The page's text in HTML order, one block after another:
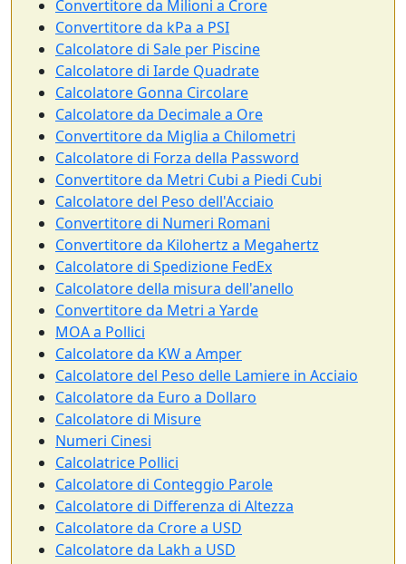
Convertitore da Milioni a Crore
Convertitore da kPa a PSI
Calcolatore di Sale per Piscine
Calcolatore di Iarde Quadrate
Calcolatore Gonna Circolare
Calcolatore da Decimale a Ore
Convertitore da Miglia a Chilometri
Calcolatore di Forza della Password
Convertitore da Metri Cubi a Piedi Cubi
Calcolatore del Peso dell'Acciaio
Convertitore di Numeri Romani
Convertitore da Kilohertz a Megahertz
Calcolatore di Spedizione FedEx
Calcolatore della misura dell'anello
Convertitore da Metri a Yarde
MOA a Pollici
Calcolatore da KW a Amper
Calcolatore del Peso delle Lamiere in Acciaio
Calcolatore da Euro a Dollaro
Calcolatore di Misure
Numeri Cinesi
Calcolatrice Pollici
Calcolatore di Conteggio Parole
Calcolatore di Differenza di Altezza
Calcolatore da Crore a USD
Calcolatore da Lakh a USD